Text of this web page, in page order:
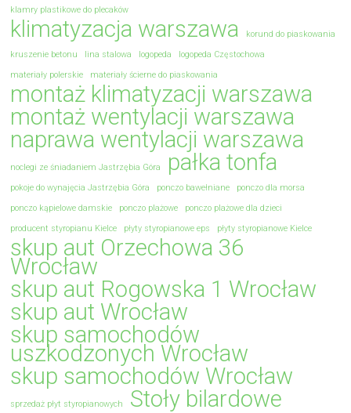
klamry plastikowe do plecaków
klimatyzacja warszawa
korund do piaskowania
kruszenie betonu
lina stalowa logopeda
logopeda Częstochowa
materiały polerskie
materiały ścierne do piaskowania
montaż klimatyzacji warszawa
montaż wentylacji warszawa
naprawa wentylacji warszawa
noclegi ze śniadaniem Jastrzębia Góra pałka tonfa
pokoje do wynajęcia Jastrzębia Góra ponczo bawełniane
ponczo dla morsa
ponczo kąpielowe damskie
ponczo plażowe
ponczo plażowe dla dzieci
producent styropianu Kielce
płyty styropianowe eps płyty styropianowe Kielce
skup aut Orzechowa 36
Wrocław
skup aut Rogowska 1 Wrocław
skup aut Wrocław
skup samochodów
uszkodzonych Wrocław
skup samochodów Wrocław
sprzedaż płyt styropianowych Stoły bilardowe